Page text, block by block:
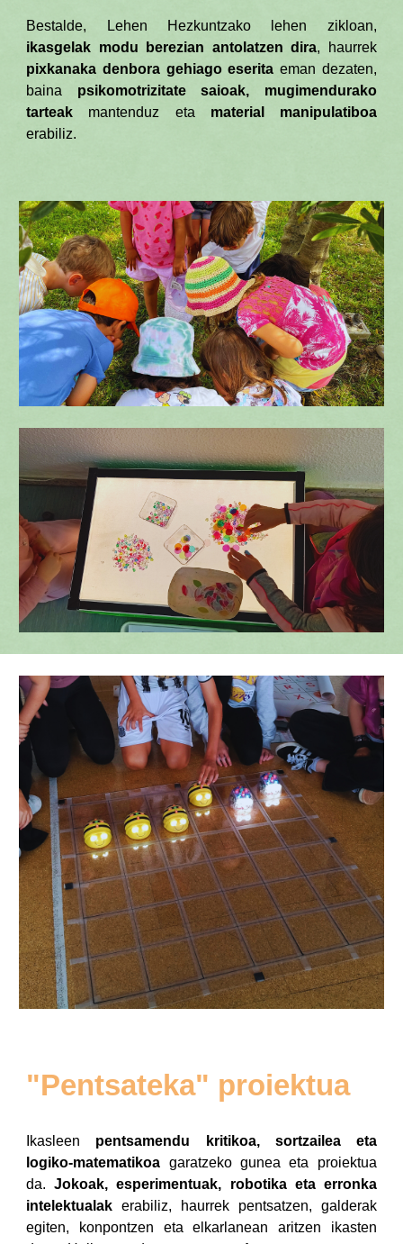
Bestalde,
Lehen Hezkuntzako lehen zikloan,
ikasgelak modu berezian antolatzen dira, haurrek
pixkanaka denbora gehiago eserita eman dezaten,
baina psikomotrizitate saioak, mugimendurako
tarteak mantenduz eta material manipulatiboa
erabiliz.
"Pentsateka" proiektua
Ikasleen pentsamendu kritikoa, sortzailea eta
logiko-matematikoa garatzeko gunea eta proiektua
da.Jokoak, esperimentuak, robotika eta erronka
intelektualak erabiliz, haurrek pentsatzen, galderak
egiten, konpontzen eta elkarlanean aritzen ikasten